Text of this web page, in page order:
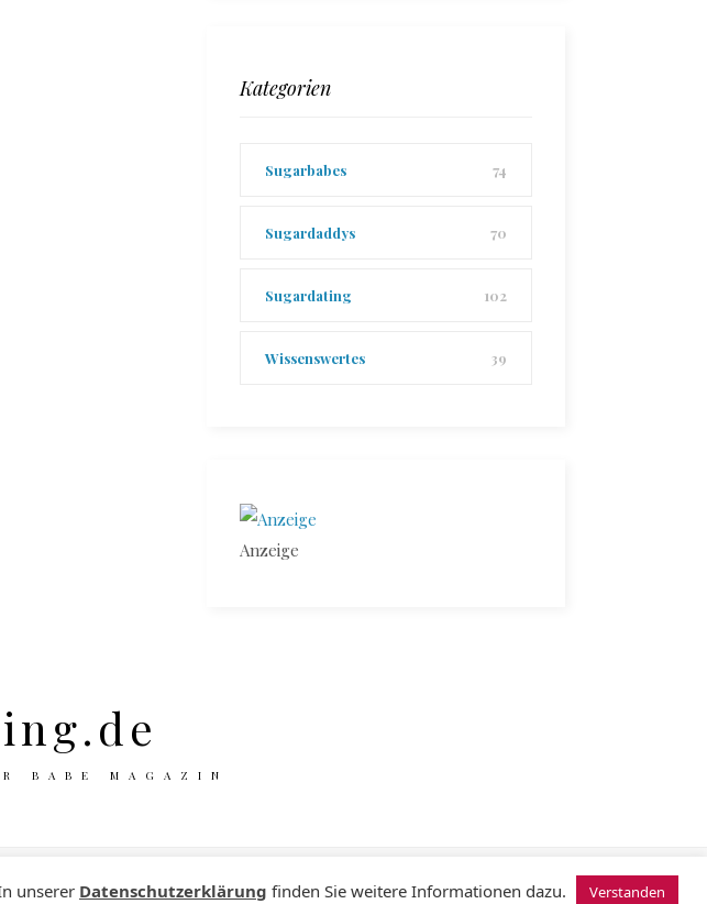
Kategorien
Sugarbabes 74
Sugardaddys 70
Sugardating 102
Wissenswertes 39
Anzeige
BABE MAGAZIN
© 2024 Sugardating.de
unserer Datenschutzerklärung finden Sie weitere Informationen dazu. Verstanden